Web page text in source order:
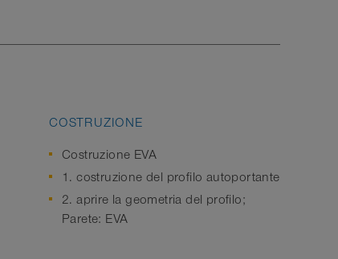
COSTRUZIONE
Costruzione EVA
1. costruzione del profilo autoportante
2. aprire la geometria del profilo;
Parete: EVA